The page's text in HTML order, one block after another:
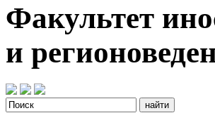
Факультет
и